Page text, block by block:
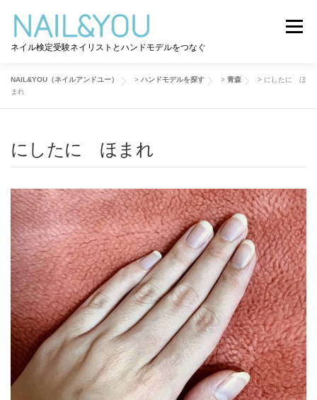
ネイル検定受験ネイリストとハンドモデルをつなぐ
メニュー
ログイン
ハンドモデルを探す ネイル検定道コラム
お問い合わせ
NAIL&YOU（ネイルアンドユー） > ハンドモデルを探す > 青森 > にしたに ほ
まれ
にしたに ほまれ